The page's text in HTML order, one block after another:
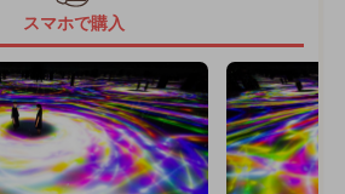
スマホで購入